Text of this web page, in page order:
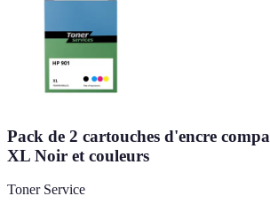
Pack de 2 cartouches d'encre
XL Noir et couleurs
Toner Service